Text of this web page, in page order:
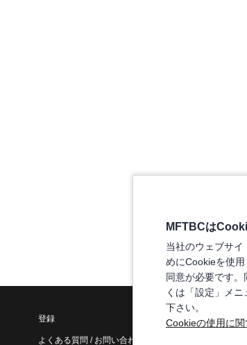
登録
よくある質問 / お問い合わせ
MFTBCは
当社のウェブサ
めにCookieを使
同意が必要です
くは「設定」メ
下さい。
Cookieの使用に